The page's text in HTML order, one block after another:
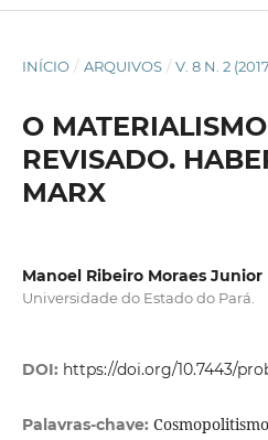
INÍCIO / ARQUIVOS / V. 8 N. 2
O
REVISADO.
MARX
Manoel Ribeiro Moraes Junior
Universidade do Estado do Pará.
DOI: https://doi.org/10.7443/
Palavras-chave: